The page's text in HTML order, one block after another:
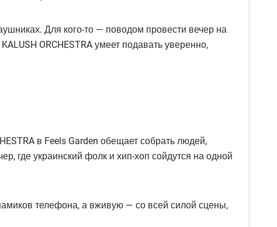
Для кого-то — поводом провести вечер на
ORCHESTRA умеет подавать уверенно,
в Feels Garden обещает собрать людей,
где украинский фолк и хип-хоп сойдутся на одной
телефона, а вживую — со всей силой сцены,